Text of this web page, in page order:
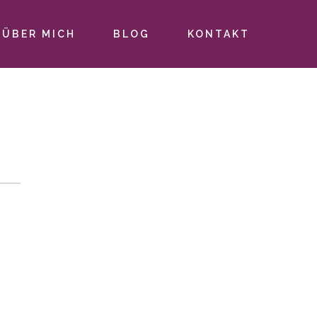
ÜBER MICH BLOG KONTAKT